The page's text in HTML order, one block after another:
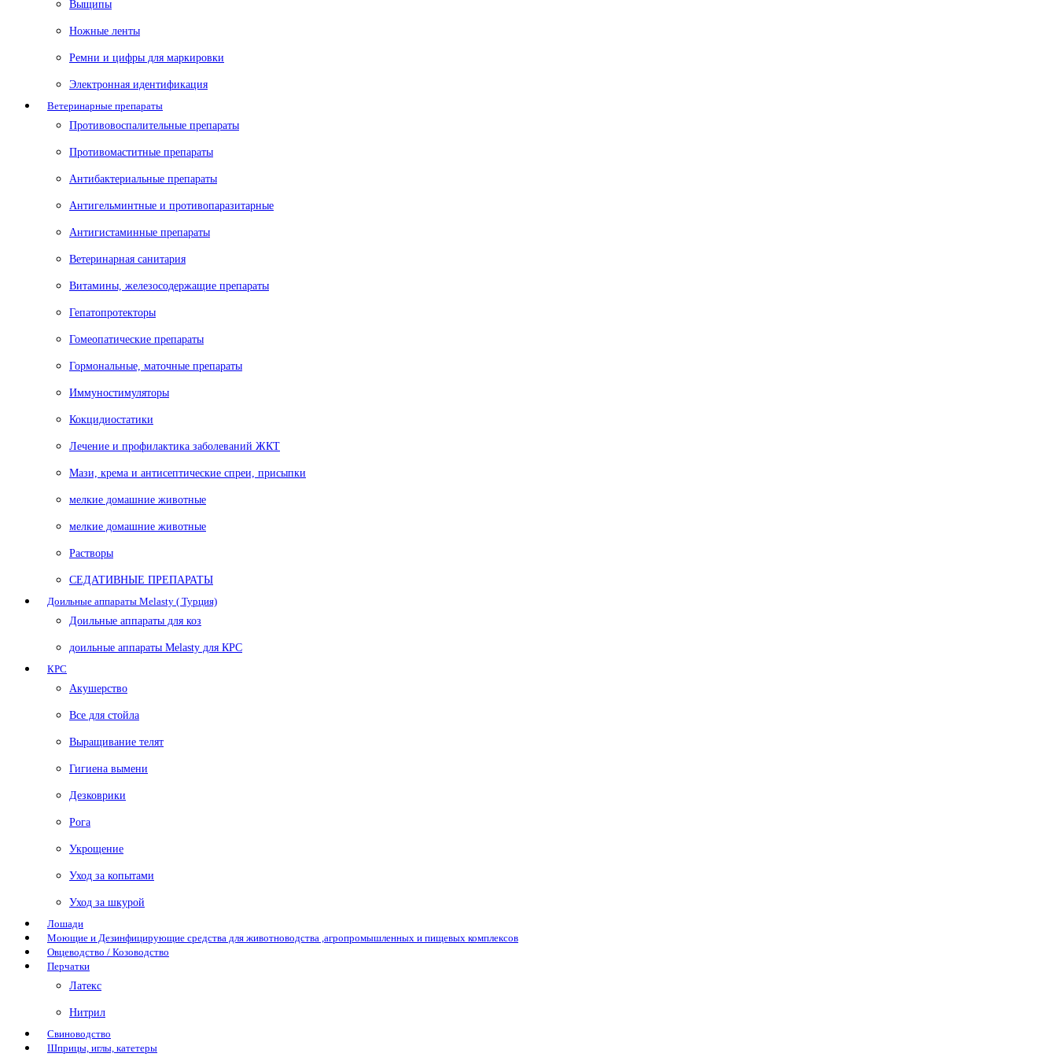
Выщипы
Ножные ленты
Ремни и цифры для маркировки
Электронная идентификация
Ветеринарные препараты
Противовоспалительные препараты
Противомаститные препараты
Антибактериальные препараты
Антигельминтные и противопаразитарные
Антигистаминные препараты
Ветеринарная санитария
Витамины, железосодержащие препараты
Гепатопротекторы
Гомеопатические препараты
Гормональные, маточные препараты
Иммуностимуляторы
Кокцидиостатики
Лечение и профилактика заболеваний ЖКТ
Мази, крема и антисептические спреи, присыпки
мелкие домашние животные
мелкие домашние животные
Растворы
СЕДАТИВНЫЕ ПРЕПАРАТЫ
Доильные аппараты Melasty ( Турция)
Доильные аппараты для коз
доильные аппараты Melasty для КРС
КРС
Акушерство
Все для стойла
Выращивание телят
Гигиена вымени
Дезковрики
Рога
Укрощение
Уход за копытами
Уход за шкурой
Лошади
Моющие и Дезинфицирующие средства для животноводства ,агропромышленных и пищевых комплексов
Овцеводство / Козоводство
Перчатки
Латекс
Нитрил
Свиноводство
Шприцы, иглы, катетеры